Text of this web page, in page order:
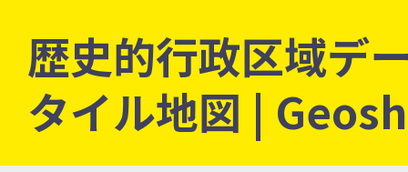
歴史的行政区域デ
タイル地図 |